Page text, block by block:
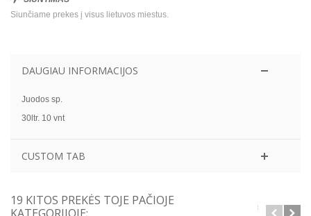
Siunčiame prekes į visus lietuvos miestus.
DAUGIAU INFORMACIJOS
Juodos sp.
30ltr. 10 vnt
CUSTOM TAB
19 KITOS PREKĖS TOJE PAČIOJE